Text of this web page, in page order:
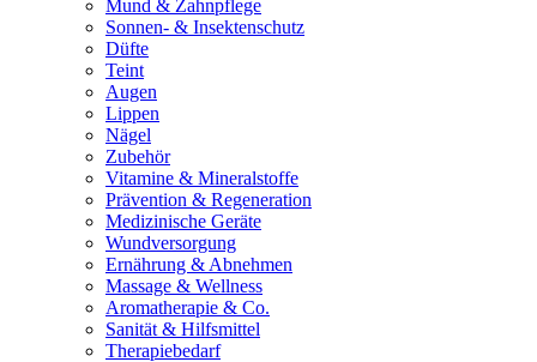
Mund & Zahnpflege
Sonnen- & Insektenschutz
Düfte
Teint
Augen
Lippen
Nägel
Zubehör
Vitamine & Mineralstoffe
Prävention & Regeneration
Medizinische Geräte
Wundversorgung
Ernährung & Abnehmen
Massage & Wellness
Aromatherapie & Co.
Sanität & Hilfsmittel
Therapiebedarf